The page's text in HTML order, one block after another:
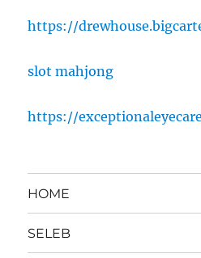
https://
slot mahjong
https://
HOME
SELEB